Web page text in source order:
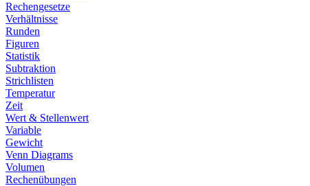
Rechengesetze
Verhältnisse
Runden
Figuren
Statistik
Subtraktion
Strichlisten
Temperatur
Zeit
Wert & Stellenwert
Variable
Gewicht
Venn Diagrams
Volumen
Rechenübungen